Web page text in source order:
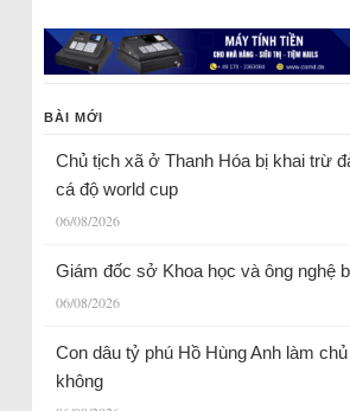
BÀI MỚI
Chủ tịch xã ở Thanh Hóa bị khai trừ
cá độ world cup
06/08/2026
Giám đốc sở Khoa học và ông nghệ
06/08/2026
Con dâu tỷ phú Hồ Hùng Anh làm
không